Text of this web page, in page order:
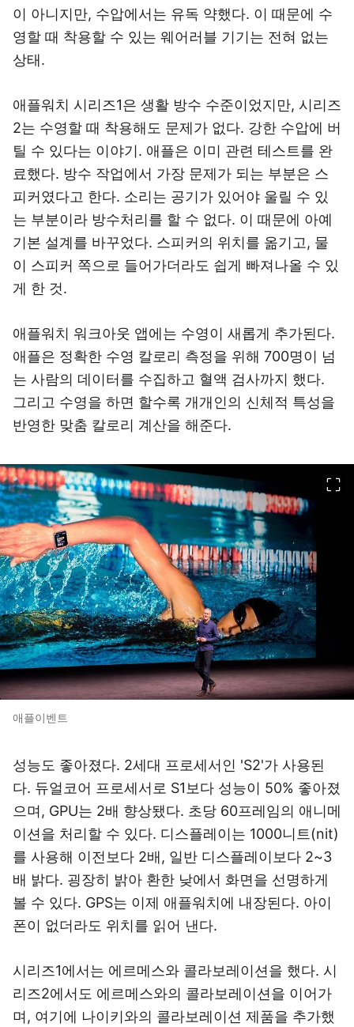
이 아니지만, 수압에서는 유독 약했다. 이 때문에 수
영할 때 착용할 수 있는 웨어러블 기기는 전혀 없는
상태.
애플워치 시리즈1은 생활 방수 수준이었지만, 시리즈
2는 수영할 때 착용해도 문제가 없다. 강한 수압에 버
틸 수 있다는 이야기. 애플은 이미 관련 테스트를 완
료했다. 방수 작업에서 가장 문제가 되는 부분은 스
피커였다고 한다. 소리는 공기가 있어야 울릴 수 있
는 부분이라 방수처리를 할 수 없다. 이 때문에 아예
기본 설계를 바꾸었다. 스피커의 위치를 옮기고, 물
이 스피커 쪽으로 들어가더라도 쉽게 빠져나올 수 있
게 한 것.
애플워치 워크아웃 앱에는 수영이 새롭게 추가된다.
애플은 정확한 수영 칼로리 측정을 위해 700명이 넘
는 사람의 데이터를 수집하고 혈액 검사까지 했다.
그리고 수영을 하면 할수록 개개인의 신체적 특성을
반영한 맞춤 칼로리 계산을 해준다.
애플이벤트
성능도 좋아졌다. 2세대 프로세서인 'S2'가 사용된
다. 듀얼코어 프로세서로 S1보다 성능이 50% 좋아졌
으며, GPU는 2배 향상됐다. 초당 60프레임의 애니메
이션을 처리할 수 있다. 디스플레이는 1000니트(nit)
를 사용해 이전보다 2배, 일반 디스플레이보다 2~3
배 밝다. 굉장히 밝아 환한 낮에서 화면을 선명하게
볼 수 있다. GPS는 이제 애플워치에 내장된다. 아이
폰이 없더라도 위치를 읽어 낸다.
시리즈1에서는 에르메스와 콜라보레이션을 했다. 시
리즈2에서도 에르메스와의 콜라보레이션을 이어가
며, 여기에 나이키와의 콜라보레이션 제품을 추가했